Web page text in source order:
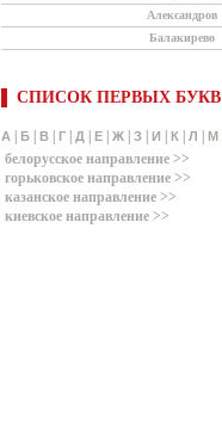
Александров
Балакирево
СПИСОК ПЕРВЫХ
А Б В Г Д Е Ж З И К Л М
белорусское направление >>
горьковское направление >>
казанское направление >>
киевское направление >>